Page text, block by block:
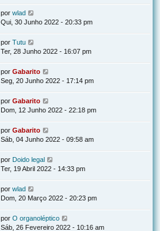
por wlad
Qui, 30 Junho 2022 - 20:33 pm
por Tutu
Ter, 28 Junho 2022 - 16:07 pm
por Gabarito
Seg, 20 Junho 2022 - 17:14 pm
por Gabarito
Dom, 12 Junho 2022 - 22:18 pm
por Gabarito
Sáb, 04 Junho 2022 - 09:58 am
por Doido legal
Ter, 19 Abril 2022 - 14:33 pm
por wlad
Dom, 20 Março 2022 - 20:23 pm
por O organoléptico
Sáb, 26 Fevereiro 2022 - 10:16 am